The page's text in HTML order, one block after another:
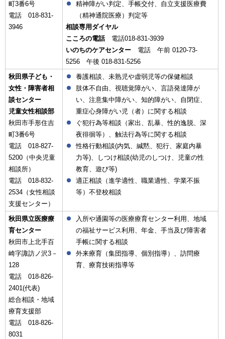
町3番6号
電話 018-831-
3946
精神障がい判定、手帳交付、自立支援医療費
（精神通院医療）判定等
相談専用ダイヤル
こころの電話電話018-831-3939
いのちのケアセンター 電話 午前 0120-73-
5256 午後 018-831-5256
秋田県子ども・
女性・障害者相
談センター
児童女性相談部
秋田市手形住吉
町3番6号
電話 018-827-
5200（中央児童
相談所）
電話 018-832-
2534（女性相談
支援センター）
養護相談、未熟児や虚弱児等の保健相談
肢体不自由、視聴覚障がい、言語発達障が
い、注意集中障がい、知的障がい、自閉症、
重症心身障がい児（者）に関する相談
ぐ犯行為等相談（家出、乱暴、性的逸脱、深
夜徘徊等）、触法行為等に関する相談
性格行動相談(内気、緘黙、犯行、家庭内暴
力等)、しつけ相談(幼児のしつけ、児童の性
教育、遊び等)
適正相談（進学適性、職業適性、学業不振
等）不登校相談
秋田県立医療療
育センター
秋田市上北手百
崎字諏訪ノ沢3－
128
電話 018-826-
2401(代表)
総合相談・地域
療育支援部
電話 018-826-
8031
入所や通園等の医療療育センター利用、地域
の福祉サービス利用、年金、手当及び障害者
手帳に関する相談
外来療育（集団指導、個別指導）、訪問療
育、療育技術指導等